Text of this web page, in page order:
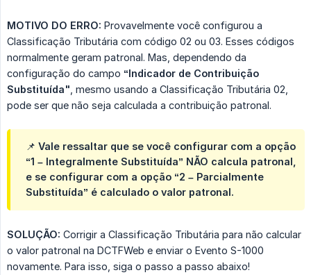
MOTIVO DO ERRO: Provavelmente você configurou a
Classificação Tributária com código 02 ou 03. Esses códigos
normalmente geram patronal. Mas, dependendo da
configuração do campo “Indicador de Contribuição
Substituída" , mesmo usando a Classificação Tributária 02,
pode ser que não seja calculada a contribuição patronal.
📌 Vale ressaltar que se você configurar com a opção
“1 – Integralmente Substituída” NÃO calcula patronal,
e se configurar com a opção “2 – Parcialmente
Substituída” é calculado o valor patronal.
SOLUÇÃO: Corrigir a Classificação Tributária para não calcular
o valor patronal na DCTFWeb e enviar o Evento S-1000
novamente. Para isso, siga o passo a passo abaixo!